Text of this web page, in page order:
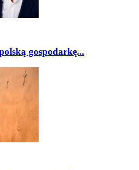
gospodarkę...